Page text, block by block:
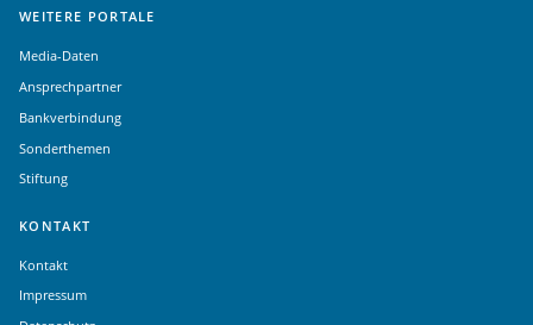
WEITERE PORTALE
Media-Daten
Ansprechpartner
Bankverbindung
Sonderthemen
Stiftung
KONTAKT
Kontakt
Impressum